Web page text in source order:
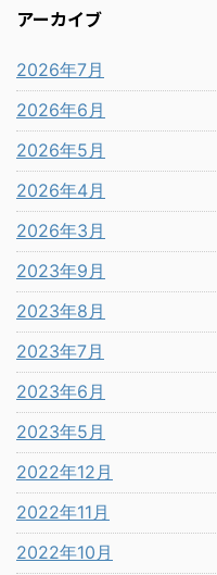
アーカイブ
2026年7月
2026年6月
2026年5月
2026年4月
2026年3月
2023年9月
2023年8月
2023年7月
2023年6月
2023年5月
2022年12月
2022年11月
2022年10月